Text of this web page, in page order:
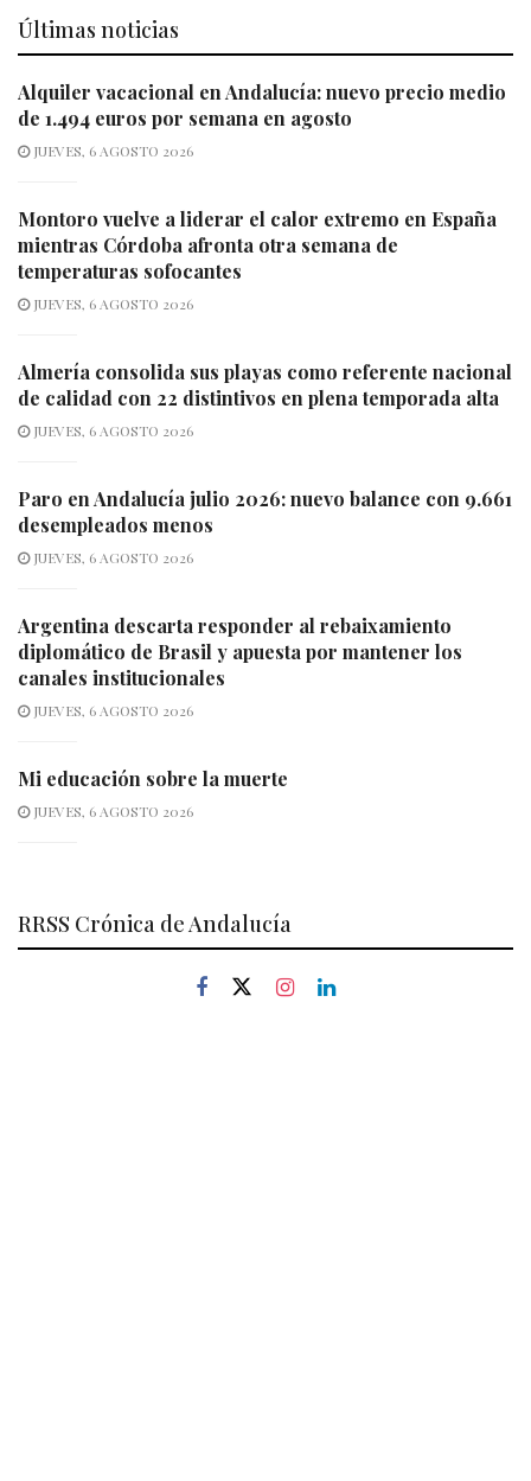
Últimas noticias
Alquiler vacacional en Andalucía: nuevo precio medio
de 1.494 euros por semana en agosto
JUEVES, 6 AGOSTO 2026
Montoro vuelve a liderar el calor extremo en España
mientras Córdoba afronta otra semana de
temperaturas sofocantes
JUEVES, 6 AGOSTO 2026
Almería consolida sus playas como referente nacional
de calidad con 22 distintivos en plena temporada alta
JUEVES, 6 AGOSTO 2026
Paro en Andalucía julio 2026: nuevo balance con 9.661
desempleados menos
JUEVES, 6 AGOSTO 2026
Argentina descarta responder al rebaixamiento
diplomático de Brasil y apuesta por mantener los
canales institucionales
JUEVES, 6 AGOSTO 2026
Mi educación sobre la muerte
JUEVES, 6 AGOSTO 2026
RRSS Crónica de Andalucía